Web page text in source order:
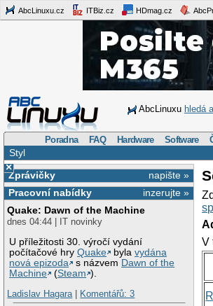
AbcLinuxu.cz ITBiz.cz HDmag.cz
AbcLinuxu hledá
Poradna FAQ Hardware Software
Styl
×
napište »
Zprávičky
inzerujte »
Pracovní nabídky
Quake: Dawn of the Machine
dnes 04:44 | IT novinky
U příležitosti 30. výročí vydání
počítačové hryQuake bylavydána
nová epizoda
s názvem Dawn of the
Machine
(Steam ).
Ladislav Hagara| Komentářů: 3
V